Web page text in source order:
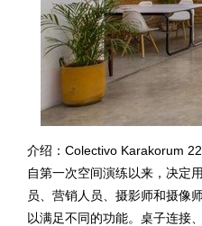
介绍：Colectivo Karakorum
自第一次空间演练以来，决定
员、营销人员、摄影师和摄像
以满足不同的功能。桌子连接